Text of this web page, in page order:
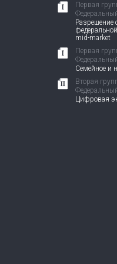
Первая
Разрешение
mid-market
Первая
Семейное и
Вторая
Цифровая